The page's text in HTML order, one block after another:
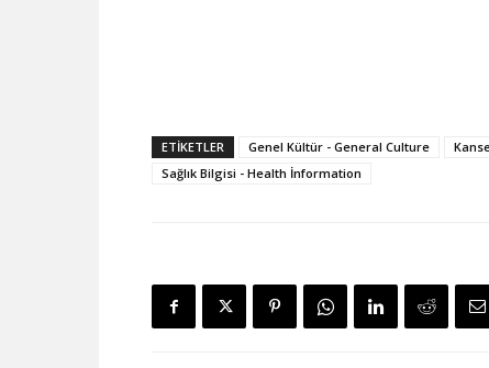
ETIKETLER Genel Kültür - General Culture
Sağlık Bilgisi - Health İnformation